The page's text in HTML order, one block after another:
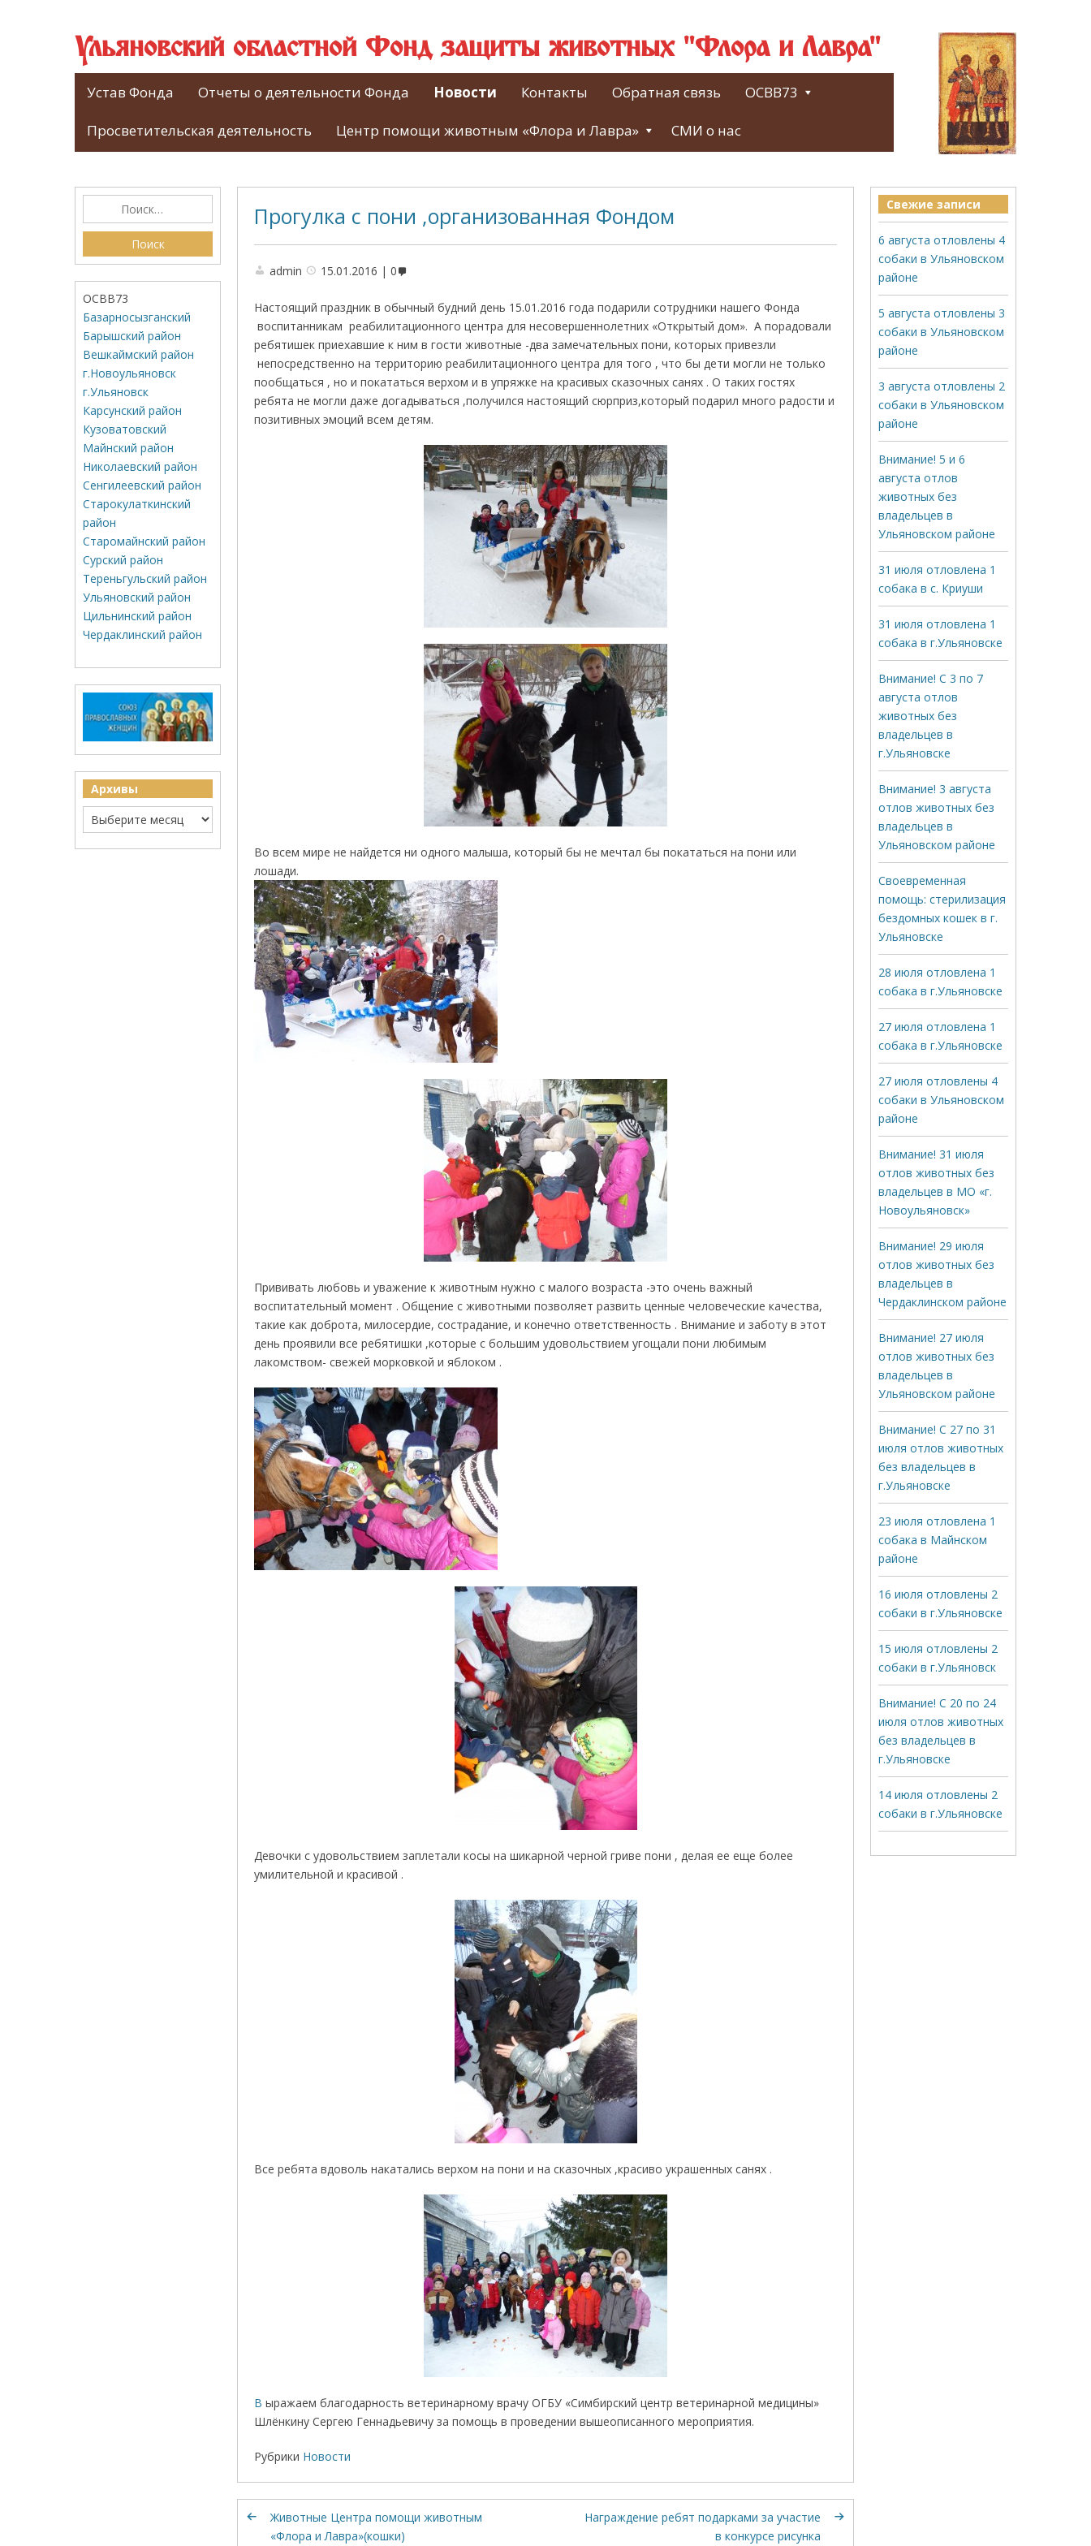
Ульяновский областной Фонд защиты животных "Флора и Лавра"
Устав Фонда Отчеты о деятельности Фонда Новости Контакты Обратная связь ОСВВ73
Просветительская деятельность Центр помощи животным «Флора и Лавра» СМИ о нас
Прогулка с пони ,организованная Фондом
admin 15.01.2016 0
Настоящий праздник в обычный будний день 15.01.2016 года подарили сотрудники нашего Фонда
воспитанникам реабилитационного центра для несовершеннолетних «Открытый дом». А порадовали
ребятишек приехавшие к ним в гости животные -два замечательных пони, которых привезли
непосредственно на территорию реабилитационного центра для того , что бы дети могли не только
пообщаться , но и покататься верхом и в упряжке на красивых сказочных санях . О таких гостях
ребята не могли даже догадываться ,получился настоящий сюрприз,который подарил много радости и
позитивных эмоций всем детям.
Во всем мире не найдется ни одного малыша, который бы не мечтал бы покататься на пони или
лошади.
Прививать любовь и уважение к животным нужно с малого возраста -это очень важный
воспитательный момент . Общение с животными позволяет развить ценные человеческие качества,
такие как доброта, милосердие, сострадание, и конечно ответственность . Внимание и заботу в этот
день проявили все ребятишки ,которые с большим удовольствием угощали пони любимым
лакомством- свежей морковкой и яблоком .
Девочки с удовольствием заплетали косы на шикарной черной гриве пони , делая ее еще более
умилительной и красивой .
Все ребята вдоволь накатались верхом на пони и на сказочных ,красиво украшенных санях .
В ыражаем благодарность ветеринарному врачу ОГБУ «Симбирский центр ветеринарной медицины»
Шлёнкину Сергею Геннадьевичу за помощь в проведении вышеописанного мероприятия.
Рубрики Новости
Животные Центра помощи животным
«Флора и Лавра»(кошки)
Награждение ребят подарками за участие
в конкурсе рисунка
ОСВВ73
Базарносызганский
Барышский район
Вешкаймский район
г.Новоульяновск
г.Ульяновск
Карсунский район
Кузоватовский
Майнский район
Николаевский район
Сенгилеевский район
Старокулаткинский
район
Старомайнский район
Сурский район
Тереньгульский район
Ульяновский район
Цильнинский район
Чердаклинский район
Архивы
Свежие записи
6 августа отловлены 4
собаки в Ульяновском
районе
5 августа отловлены 3
собаки в Ульяновском
районе
3 августа отловлены 2
собаки в Ульяновском
районе
Внимание! 5 и 6
августа отлов
животных без
владельцев в
Ульяновском районе
31 июля отловлена 1
собака в с. Криуши
31 июля отловлена 1
собака в г.Ульяновске
Внимание! С 3 по 7
августа отлов
животных без
владельцев в
г.Ульяновске
Внимание! 3 августа
отлов животных без
владельцев в
Ульяновском районе
Своевременная
помощь: стерилизация
бездомных кошек в г.
Ульяновске
28 июля отловлена 1
собака в г.Ульяновске
27 июля отловлена 1
собака в г.Ульяновске
27 июля отловлены 4
собаки в Ульяновском
районе
Внимание! 31 июля
отлов животных без
владельцев в МО «г.
Новоульяновск»
Внимание! 29 июля
отлов животных без
владельцев в
Чердаклинском районе
Внимание! 27 июля
отлов животных без
владельцев в
Ульяновском районе
Внимание! С 27 по 31
июля отлов животных
без владельцев в
г.Ульяновске
23 июля отловлена 1
собака в Майнском
районе
16 июля отловлены 2
собаки в г.Ульяновске
15 июля отловлены 2
собаки в г.Ульяновск
Внимание! С 20 по 24
июля отлов животных
без владельцев в
г.Ульяновске
14 июля отловлены 2
собаки в г.Ульяновске